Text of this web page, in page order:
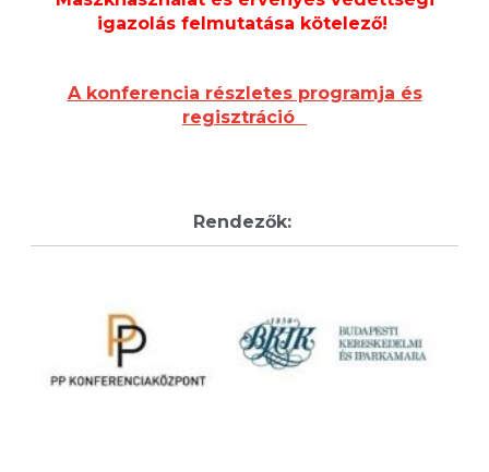
igazolás felmutatása kötelező!
A konferencia részletes programja és
regisztráció
Rendezők: